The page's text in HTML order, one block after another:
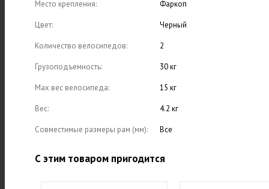
Место крепления: Фаркоп
Цвет: Черный
Количество велосипедов: 2
Грузоподъемность: 30 кг
Max вес велосипеда: 15 кг
Вес: 4.2 кг
Совместимые размеры рам (мм): Все
С этим товаром пригодится